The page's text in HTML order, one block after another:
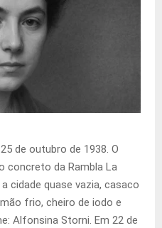
de outubro de 1938. O
concreto da Rambla La
cidade quase vazia, casaco
frio, cheiro de iodo e
Alfonsina Storni. Em 22 de